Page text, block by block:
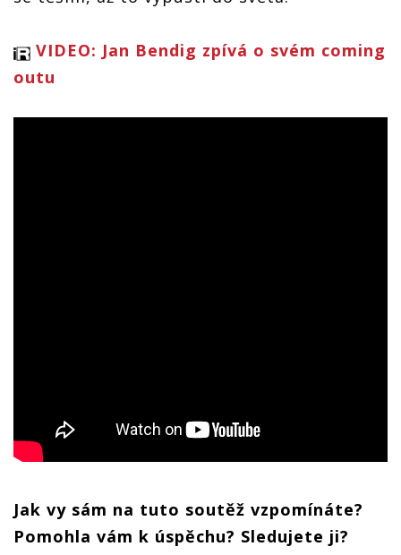
VIDEO: Jan Bendig zpívá o svém coming
outu
Jak vy sám na tuto soutěž vzpomínáte?
Pomohla vám k úspěchu? Sledujete ji?